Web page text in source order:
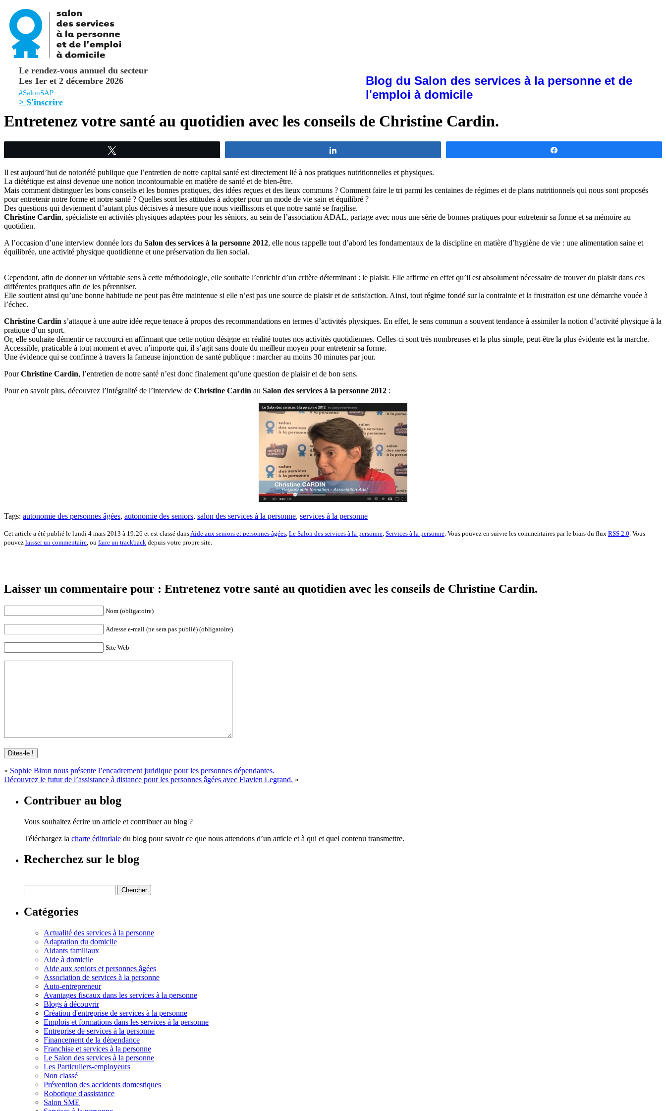
Le rendez-vous annuel du secteur
Les 1er et 2 décembre 2026
#SalonSAP
> S'inscrire
Blog du Salon des services à la personne et de
l'emploi à domicile
Entretenez votre santé au quotidien avec les conseils de Christine Cardin.
Il est aujourd’hui de notoriété publique que l’entretien de notre capital santé est directement lié à nos pratiques nutritionnelles et physiques.
La diététique est ainsi devenue une notion incontournable en matière de santé et de bien-être.
Mais comment distinguer les bons conseils et les bonnes pratiques, des idées reçues et des lieux communs ? Comment faire le tri parmi les centaines de régimes et de plans nutritionnels qui nous sont proposés
pour entretenir notre forme et notre santé ? Quelles sont les attitudes à adopter pour un mode de vie sain et équilibré ?
Des questions qui deviennent d’autant plus décisives à mesure que nous vieillissons et que notre santé se fragilise.
Christine Cardin, spécialiste en activités physiques adaptées pour les séniors, au sein de l’association ADAL, partage avec nous une série de bonnes pratiques pour entretenir sa forme et sa mémoire au
quotidien.
A l’occasion d’une interview donnée lors du Salon des services à la personne 2012, elle nous rappelle tout d’abord les fondamentaux de la discipline en matière d’hygiène de vie : une alimentation saine et
équilibrée, une activité physique quotidienne et une préservation du lien social.
Cependant, afin de donner un véritable sens à cette méthodologie, elle souhaite l’enrichir d’un critère déterminant : le plaisir. Elle affirme en effet qu’il est absolument nécessaire de trouver du plaisir dans ces
différentes pratiques afin de les pérenniser.
Elle soutient ainsi qu’une bonne habitude ne peut pas être maintenue si elle n’est pas une source de plaisir et de satisfaction. Ainsi, tout régime fondé sur la contrainte et la frustration est une démarche vouée à
l’échec.
Christine Cardin s’attaque à une autre idée reçue tenace à propos des recommandations en termes d’activités physiques. En effet, le sens commun a souvent tendance à assimiler la notion d’activité physique à la
pratique d’un sport.
Or, elle souhaite démentir ce raccourci en affirmant que cette notion désigne en réalité toutes nos activités quotidiennes. Celles-ci sont très nombreuses et la plus simple, peut-être la plus évidente est la marche.
Accessible, praticable à tout moment et avec n’importe qui, il s’agit sans doute du meilleur moyen pour entretenir sa forme.
Une évidence qui se confirme à travers la fameuse injonction de santé publique : marcher au moins 30 minutes par jour.
PourChristine Cardin, l’entretien de notre santé n’est donc finalement qu’une question de plaisir et de bon sens.
Pour en savoir plus, découvrez l’intégralité de l’interview de Christine Cardin au Salon des services à la personne 2012 :
Tags: autonomie des personnes âgées, autonomie des seniors, salon des services à la personne, services à la personne
Cet article a été publié le lundi 4 mars 2013 à 19:26 et est classé dans Aide aux seniors et personnes âgées Le Salon des services à la personne Services à la personne . Vous pouvez en suivre les commentaires par le biais du flux RSS 2.0 . Vous
pouvez laisser un commentaire , ou faire un trackback depuis votre propre site.
Laisser un commentaire pour : Entretenez votre santé au quotidien avec les conseils de Christine Cardin.
Nom (obligatoire)
Adresse e-mail (ne sera pas publié) (obligatoire)
Site Web
« Sophie Biron nous présente l’encadrement juridique pour les personnes dépendantes.
Découvrez le futur de l’assistance à distance pour les personnes âgées avec Flavien Legrand. »
Contribuer au blog
Vous souhaitez écrire un article et contribuer au blog ?
Téléchargez la charte éditoriale du blog pour savoir ce que nous attendons d’un article et à qui et quel contenu transmettre.
Recherchez sur le blog
Catégories
Actualité des services à la personne
Adaptation du domicile
Aidants familiaux
Aide à domicile
Aide aux seniors et personnes âgées
Association de services à la personne
Auto-entrepreneur
Avantages fiscaux dans les services à la personne
Blogs à découvrir
Création d'entreprise de services à la personne
Emplois et formations dans les services à la personne
Entreprise de services à la personne
Financement de la dépendance
Franchise et services à la personne
Le Salon des services à la personne
Les Particuliers-employeurs
Non classé
Prévention des accidents domestiques
Robotique d'assistance
Salon SME